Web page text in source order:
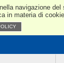
navigazione
in materia di cookie.
Nord